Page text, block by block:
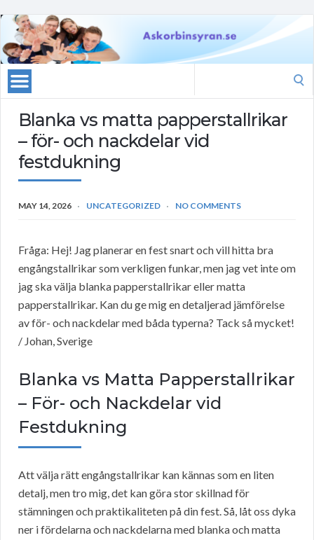
Blanka vs matta papperstallrikar
– för- och nackdelar vid
festdukning
MAY 14, 2026 UNCATEGORIZED NO COMMENTS
Fråga: Hej! Jag planerar en fest snart och vill hitta bra
engångstallrikar som verkligen funkar, men jag vet inte om
jag ska välja blanka papperstallrikar eller matta
papperstallrikar. Kan du ge mig en detaljerad jämförelse
av för- och nackdelar med båda typerna? Tack så mycket!
/ Johan, Sverige
Blanka vs Matta Papperstallrikar
– För- och Nackdelar vid
Festdukning
Att välja rätt engångstallrikar kan kännas som en liten
detalj, men tro mig, det kan göra stor skillnad för
stämningen och praktikaliteten på din fest. Så, låt oss dyka
ner i fördelarna och nackdelarna med blanka och matta